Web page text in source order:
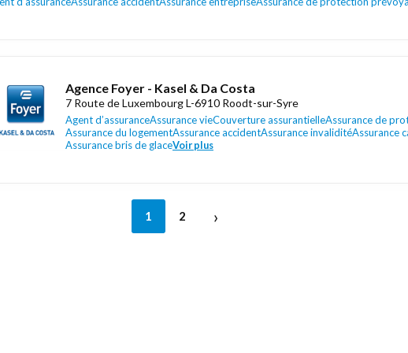
Agence Foyer - Kasel & Da Costa
7 Route de Luxembourg L-6910 Roodt-sur-Syre
Agent d’assuranceAssurance vieCouverture assurantielleAssurance de
Assurance du logementAssurance accidentAssurance invaliditéAssurance
Assurance bris de glaceVoir plus
1 2 ›